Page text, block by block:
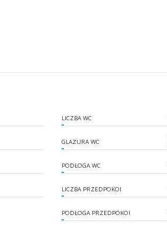
LICZBA WC
GLAZURA WC
PODŁOGA WC
LICZBA PRZEDPOKOI
PODŁOGA PRZEDPOKOI